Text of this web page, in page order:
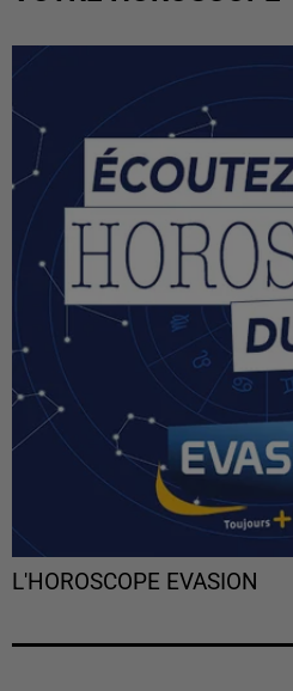
L'HOROSCOPE EVASION